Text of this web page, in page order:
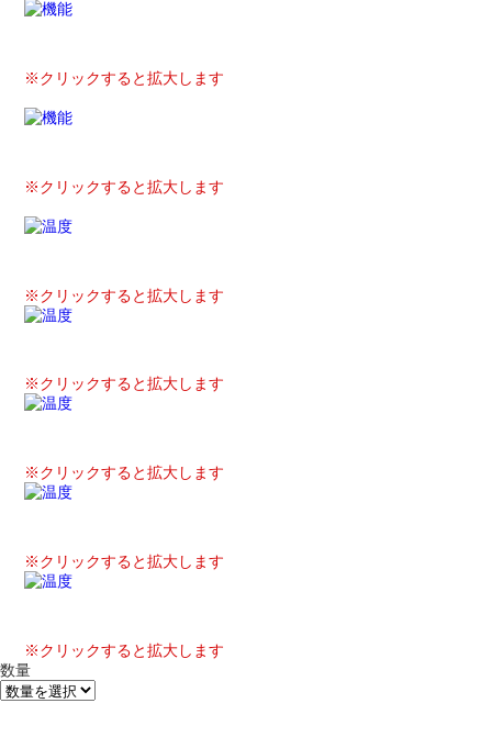
※クリックすると拡大します
※クリックすると拡大します
※クリックすると拡大します
※クリックすると拡大します
※クリックすると拡大します
※クリックすると拡大します
※クリックすると拡大します
数量